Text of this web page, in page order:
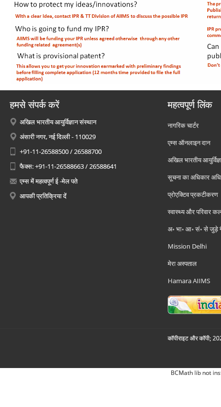
हमसे संपर्क करें
अखिल भारतीय आयुर्विज्ञान संस्थान
अंसारी नगर, नई दिल्ली - 110029
+91-11-26588500 / 26588700
फैक्स: +91-11-26588663 / 26588641
एम्स में महत्वपूर्ण ई -मेल पते
आपकी प्रतिक्रिया दें
महत्वपूर्ण लिंक
नागरिक चार्टर
एम्स ऑनलाइन दान
अखिल भारतीय
सूचना का अधिकार
प्रोएक्टिव प्रकटीकरण
स्वास्थ्य और परिवार
अ॰ भा॰ आ॰ सं॰ से जुड़े
Mission Delhi
मेरा अस्पताल
Hamara AIIMS
कॉपीराइट और कॉपी;
BCMath lib not